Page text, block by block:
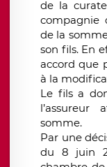
de la
compagnie
de la
son fils. En
accord que
à la
Le fils a
somme.
Par une
du 8 juin